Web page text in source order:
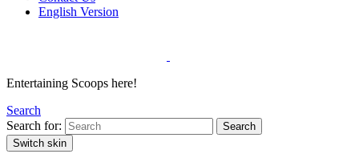
English Version
Entertaining Scoops here!
Search
Search for:
Search
Switch skin